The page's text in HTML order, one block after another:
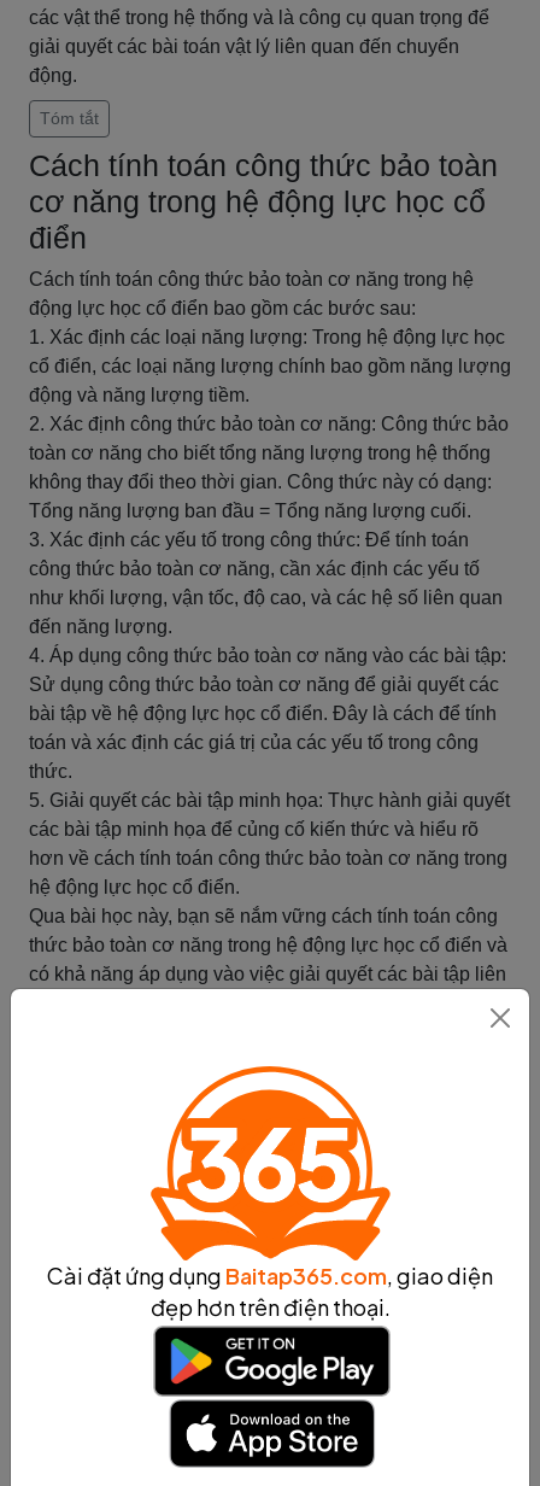
các vật thể trong hệ thống và là công cụ quan trọng để
giải quyết các bài toán vật lý liên quan đến chuyển
động.
Tóm tắt
Cách tính toán công thức bảo toàn
cơ năng trong hệ động lực học cổ
điển
Cách tính toán công thức bảo toàn cơ năng trong hệ
động lực học cổ điển bao gồm các bước sau:
1. Xác định các loại năng lượng: Trong hệ động lực học
cổ điển, các loại năng lượng chính bao gồm năng lượng
động và năng lượng tiềm.
2. Xác định công thức bảo toàn cơ năng: Công thức bảo
toàn cơ năng cho biết tổng năng lượng trong hệ thống
không thay đổi theo thời gian. Công thức này có dạng:
Tổng năng lượng ban đầu = Tổng năng lượng cuối.
3. Xác định các yếu tố trong công thức: Để tính toán
công thức bảo toàn cơ năng, cần xác định các yếu tố
như khối lượng, vận tốc, độ cao, và các hệ số liên quan
đến năng lượng.
4. Áp dụng công thức bảo toàn cơ năng vào các bài tập:
Sử dụng công thức bảo toàn cơ năng để giải quyết các
bài tập về hệ động lực học cổ điển. Đây là cách để tính
toán và xác định các giá trị của các yếu tố trong công
thức.
5. Giải quyết các bài tập minh họa: Thực hành giải quyết
các bài tập minh họa để củng cố kiến thức và hiểu rõ
hơn về cách tính toán công thức bảo toàn cơ năng trong
hệ động lực học cổ điển.
Qua bài học này, bạn sẽ nắm vững cách tính toán công
thức bảo toàn cơ năng trong hệ động lực học cổ điển và
có khả năng áp dụng vào việc giải quyết các bài tập liên
Các ứng dụng của công thức bảo
toàn cơ năng trong hệ động lực
học cổ điển
Các ứng dụng của công thức bảo toàn cơ năng trong hệ
động lực học cổ điển: Mô tả các ứng dụng của công
thức bảo toàn cơ năng trong hệ động lực học cổ điển
trong các bài toán vật lý thực tế.
Công thức bảo toàn cơ năng là một nguyên lý quan
trọng trong vật lý, đặc biệt trong hệ động lực học cổ điển.
Nó cho phép chúng ta hiểu và tính toán các hiện tượng
chuyển động của các vật thể trong không gian.
Công thức bảo toàn cơ năng được biểu diễn bằng công
Cài đặt ứng dụng Baitap365.com, giao diện
đẹp hơn trên điện thoại.